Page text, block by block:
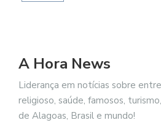
A Hora News
Liderança em notícias sobre
religioso, saúde, famosos,
de Alagoas, Brasil e mundo!